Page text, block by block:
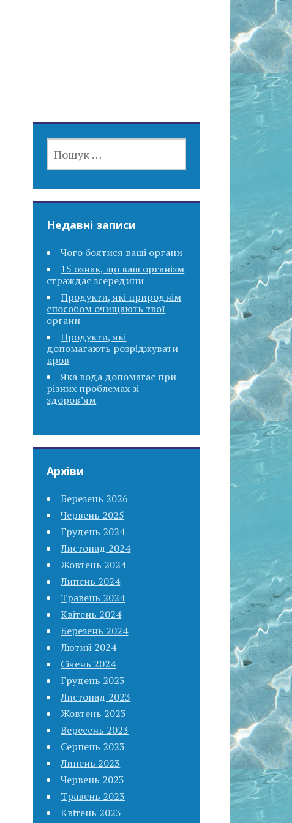
Недавні записи
Чого боятися ваші органи
15 ознак, що ваш організм
страждає зсередини
Продукти, які природнім
способом очищають твої
органи
Продукти, які
допомагають розріджувати
кров
Яка вода допомагає при
різних проблемах зі
здоров’ям
Архіви
Березень 2026
Червень 2025
Грудень 2024
Листопад 2024
Жовтень 2024
Липень 2024
Травень 2024
Квітень 2024
Березень 2024
Лютий 2024
Січень 2024
Грудень 2023
Листопад 2023
Жовтень 2023
Вересень 2023
Серпень 2023
Липень 2023
Червень 2023
Травень 2023
Квітень 2023